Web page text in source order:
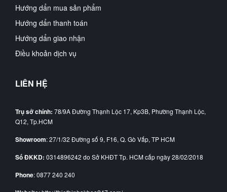
Hướng dẩn mua sản phẩm
Hướng dẩn thanh toán
Hướng dẩn giao nhận
Điều khoản dịch vụ
LIÊN HỆ
Trụ sở chính: 78/9A Đường Thạnh Lộc 17, Kp3B, Phường Thạnh Lộc,
Q12, Tp.HCM
Showroom: 27/1/32 Đường số 9, F16, Q. Gò Vấp, TP HCM
Số ĐKKD: 0314896242 do Sở KHĐT Tp. HCM cấp ngày 28/02/2018
Phone: 0877 240 240